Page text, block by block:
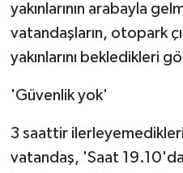
yakınlarının arabayla
vatandaşların, otopark
yakınlarını bekledikleri
'Güvenlik yok'
3 saattir
vatandaş, 'Saat